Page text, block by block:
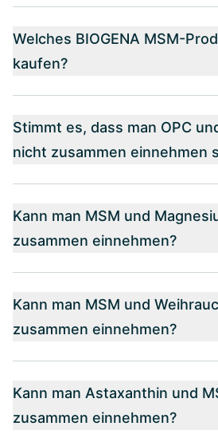
Welches BIOGENA MSM-
kaufen?
Stimmt es, dass man OPC
nicht zusammen einnehmen
Kann man MSM und
zusammen einnehmen?
Kann man MSM und
zusammen einnehmen?
Kann man Astaxanthin und
zusammen einnehmen?